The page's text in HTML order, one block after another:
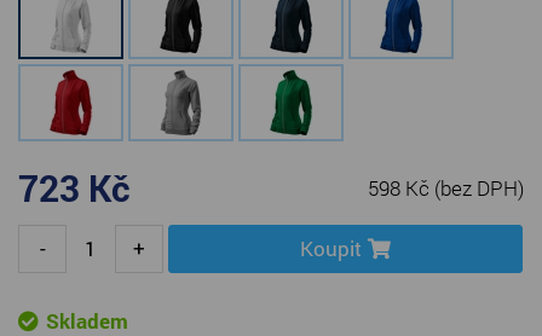
723 Kč 598 Kč (bez DPH)
- + Koupit
Skladem